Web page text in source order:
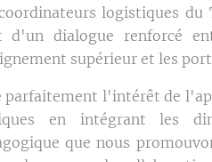
logistiques du
d'un dialogue renforcé
supérieur et les
parfaitement l'intérêt de
en intégrant les
que nous